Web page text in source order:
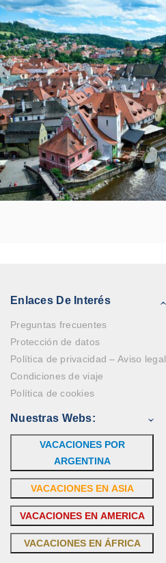
Enlaces De Interés
Preguntas frecuentes
Protección de datos
Política de privacidad – Aviso legal
Condiciones de viaje
Política de cookies
Nuestras Webs:
VACACIONES POR
ARGENTINA
VACACIONES EN ASIA
VACACIONES EN AMERICA
VACACIONES EN ÁFRICA